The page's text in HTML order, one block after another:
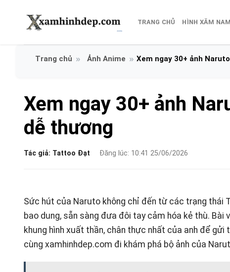
TRANG CHỦ HÌNH XĂM NAM
Ảnh Anime Xem ngay 30+ ảnh
Xem ngay 30+ ảnh
dễ thương
Tác giả: Tattoo Đạt Đăng lúc: 10:41 25/06/2026
Sức hút của Naruto không chỉ đến từ các trạng thái
bao dung, sẵn sàng đưa đôi tay cảm hóa kẻ thù.
khung hình xuất thần, chân thực nhất của anh để gửi
cùng xamhinhdep.com đi khám phá bộ ảnh của